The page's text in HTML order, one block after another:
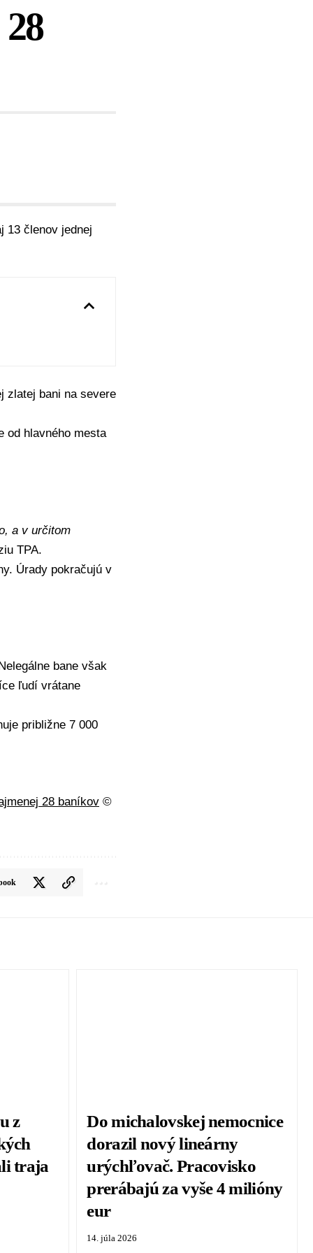
13 členov jednej
zlatej bani na severe
od hlavného mesta
a v určitom
TPA.
Úrady pokračujú v
bane však
ľudí vrátane
približne 7 000
28 baníkov ©
z
traja
Do michalovskej nemocnice
dorazil nový lineárny
urýchľovač. Pracovisko
prerábajú za vyše 4 milióny
eur
14. júla 2026